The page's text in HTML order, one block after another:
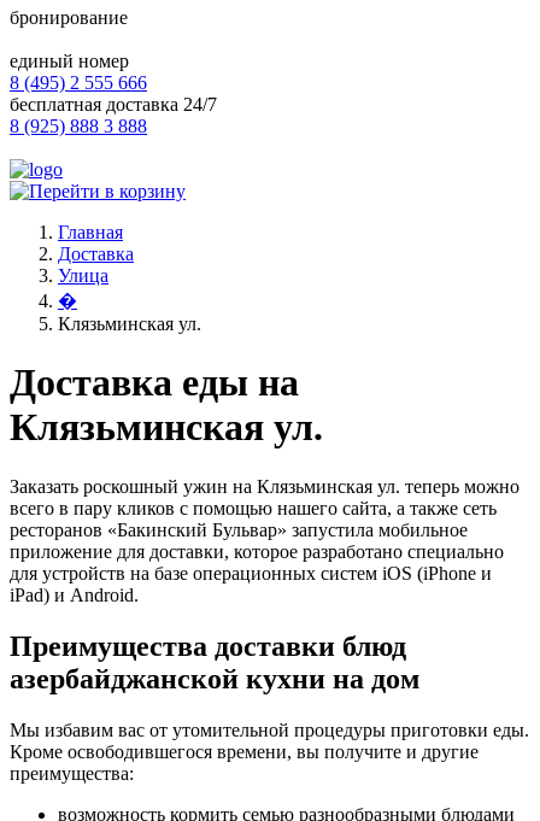
бронирование
единый номер
8 (495) 2 555 666
бесплатная доставка 24/7
8 (925) 888 3 888
Главная
Доставка
Улица
�
Клязьминская ул.
Доставка еды на
Клязьминская ул.
Заказать роскошный ужин на Клязьминская ул. теперь можно
всего в пару кликов с помощью нашего сайта, а также сеть
ресторанов «Бакинский Бульвар» запустила мобильное
приложение для доставки, которое разработано специально
для устройств на базе операционных систем iOS (iPhone и
iPad) и Android.
Преимущества доставки блюд
азербайджанской кухни на дом
Мы избавим вас от утомительной процедуры приготовки еды.
Кроме освободившегося времени, вы получите и другие
преимущества:
возможность кормить семью разнообразными блюдами